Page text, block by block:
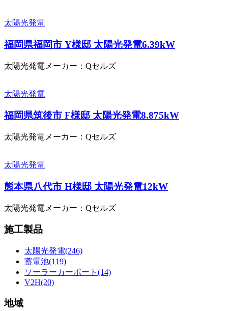
太陽光発電
福岡県福岡市 Y様邸 太陽光発電6.39kW
太陽光発電メーカー：Qセルズ
太陽光発電
福岡県筑後市 F様邸 太陽光発電8.875kW
太陽光発電メーカー：Qセルズ
太陽光発電
熊本県八代市 H様邸 太陽光発電12kW
太陽光発電メーカー：Qセルズ
施工製品
太陽光発電(246)
蓄電池(119)
ソーラーカーポート(14)
V2H(20)
地域